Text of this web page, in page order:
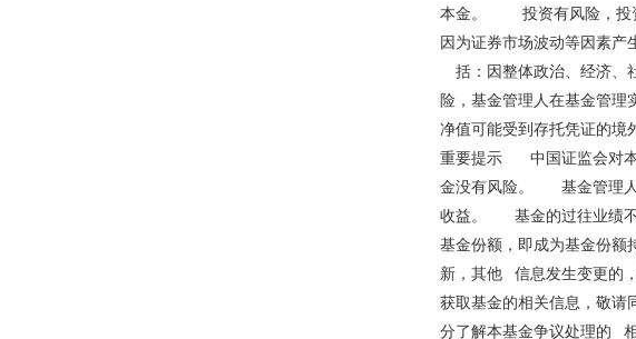
本金。 投资有风险，投
因为证券市场波动等因素
括：因整体政治、经济、
险，基金管理人在基金管
净值可能受到存托凭证的境
重要提示 中国证监会对本
金没有风险。 基金管理人
收益。 基金的过往业绩
基金份额，即成为基金份
新，其他 信息发生变更的
获取基金的相关信息，敬
分了解本基金争议处理的